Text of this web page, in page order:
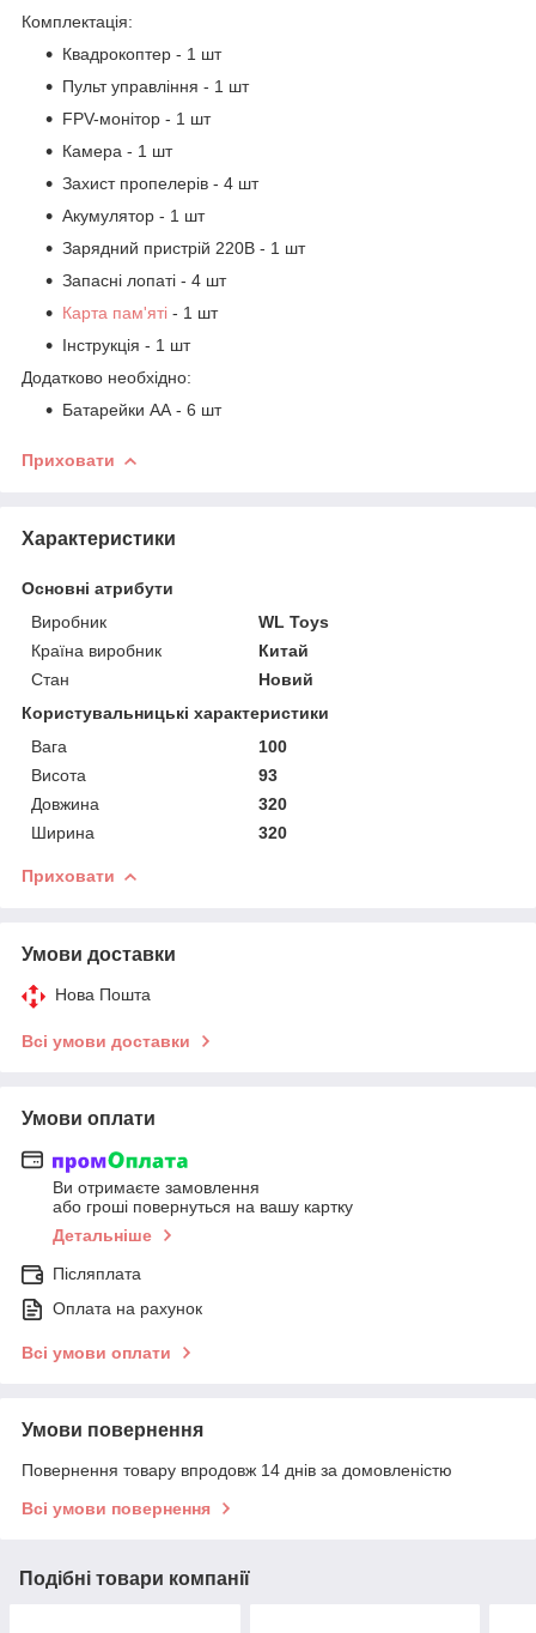
Комплектація:
Квадрокоптер - 1 шт
Пульт управління - 1 шт
FPV-монітор - 1 шт
Камера - 1 шт
Захист пропелерів - 4 шт
Акумулятор - 1 шт
Зарядний пристрій 220В - 1 шт
Запасні лопаті - 4 шт
Карта пам'яті - 1 шт
Інструкція - 1 шт
Додатково необхідно:
Батарейки АА - 6 шт
Приховати
Характеристики
Основні атрибути
Виробник
WL Toys
Країна виробник
Китай
Стан
Новий
Користувальницькі характеристики
Вага
100
Висота
93
Довжина
320
Ширина
320
Приховати
Умови доставки
Нова Пошта
Всі умови доставки
Умови оплати
Ви отримаєте замовлення
або гроші повернуться на вашу картку
Детальніше
Післяплата
Оплата на рахунок
Всі умови оплати
Умови повернення
Повернення товару впродовж 14 днів за домовленістю
Всі умови повернення
Подібні товари компанії